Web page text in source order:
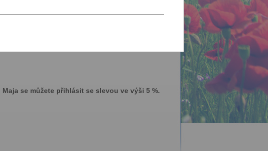
se můžete přihlásit se slevou ve výši 5 %.